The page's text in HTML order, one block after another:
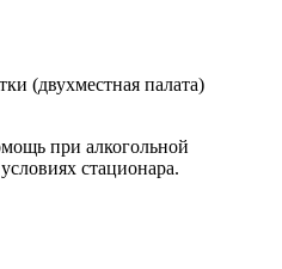
(двухместная палата)
при алкогольной
стационара.